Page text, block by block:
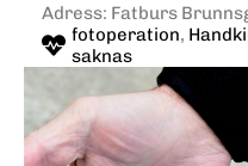
Adress: Fatburs
fotoperation,
saknas